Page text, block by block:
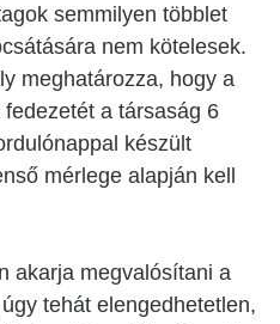
semmilyen többlet
nem kötelesek.
meghatározza, hogy a
a társaság 6
készült
mérlege alapján kell
akarja megvalósítani a
tehát elengedhetetlen,